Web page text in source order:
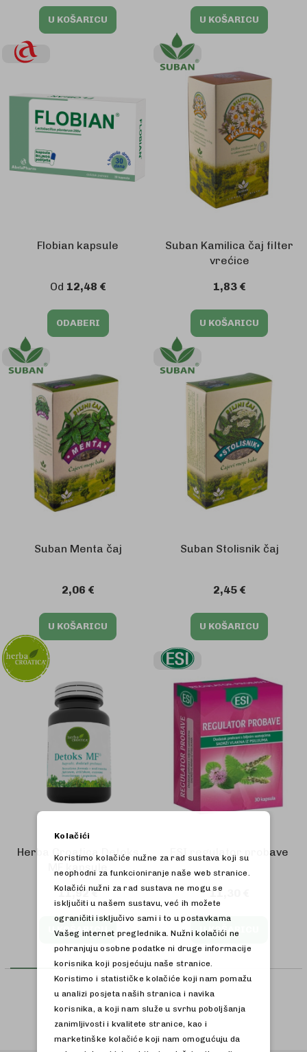
U KOŠARICU U KOŠARICU
Flobian kapsule
Od 12,48 €
ODABERI
Suban Kamilica čaj filter
vrećice
1,83 €
U KOŠARICU
Suban Menta čaj
2,06 €
U KOŠARICU
Suban Stolisnik čaj
2,45 €
U KOŠARICU
Herba Croatica Detoks
MF kapsule
11,92 €
U KOŠARICU
ESI regulator probave
11,30 €
U KOŠARICU
Kolačići
Koristimo kolačiće nužne za rad sustava koji su
neophodni za funkcioniranje naše web stranice.
Kolačići nužni za rad sustava ne mogu se
isključiti u našem sustavu, već ih možete
ograničiti isključivo sami i to u postavkama
Vašeg internet preglednika. Nužni kolačići ne
pohranjuju osobne podatke ni druge informacije
korisnika koji posjećuju naše stranice.
Koristimo i statističke kolačiće koji nam pomažu
u analizi posjeta naših stranica i navika
korisnika, a koji nam služe u svrhu poboljšanja
zanimljivosti i kvalitete stranice, kao i
marketinške kolačiće koji nam omogućuju da